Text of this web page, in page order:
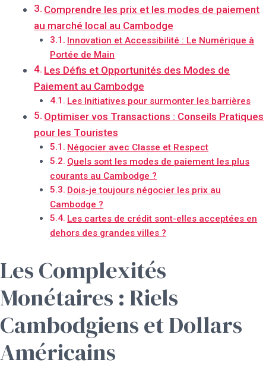
Comprendre les prix et les modes de paiement
au marché local au Cambodge
Innovation et Accessibilité : Le Numérique à
Portée de Main
Les Défis et Opportunités des Modes de
Paiement au Cambodge
Les Initiatives pour surmonter les barrières
Optimiser vos Transactions : Conseils Pratiques
pour les Touristes
Négocier avec Classe et Respect
Quels sont les modes de paiement les plus
courants au Cambodge ?
Dois-je toujours négocier les prix au
Cambodge ?
Les cartes de crédit sont-elles acceptées en
dehors des grandes villes ?
Les Complexités
Monétaires : Riels
Cambodgiens et Dollars
Américains